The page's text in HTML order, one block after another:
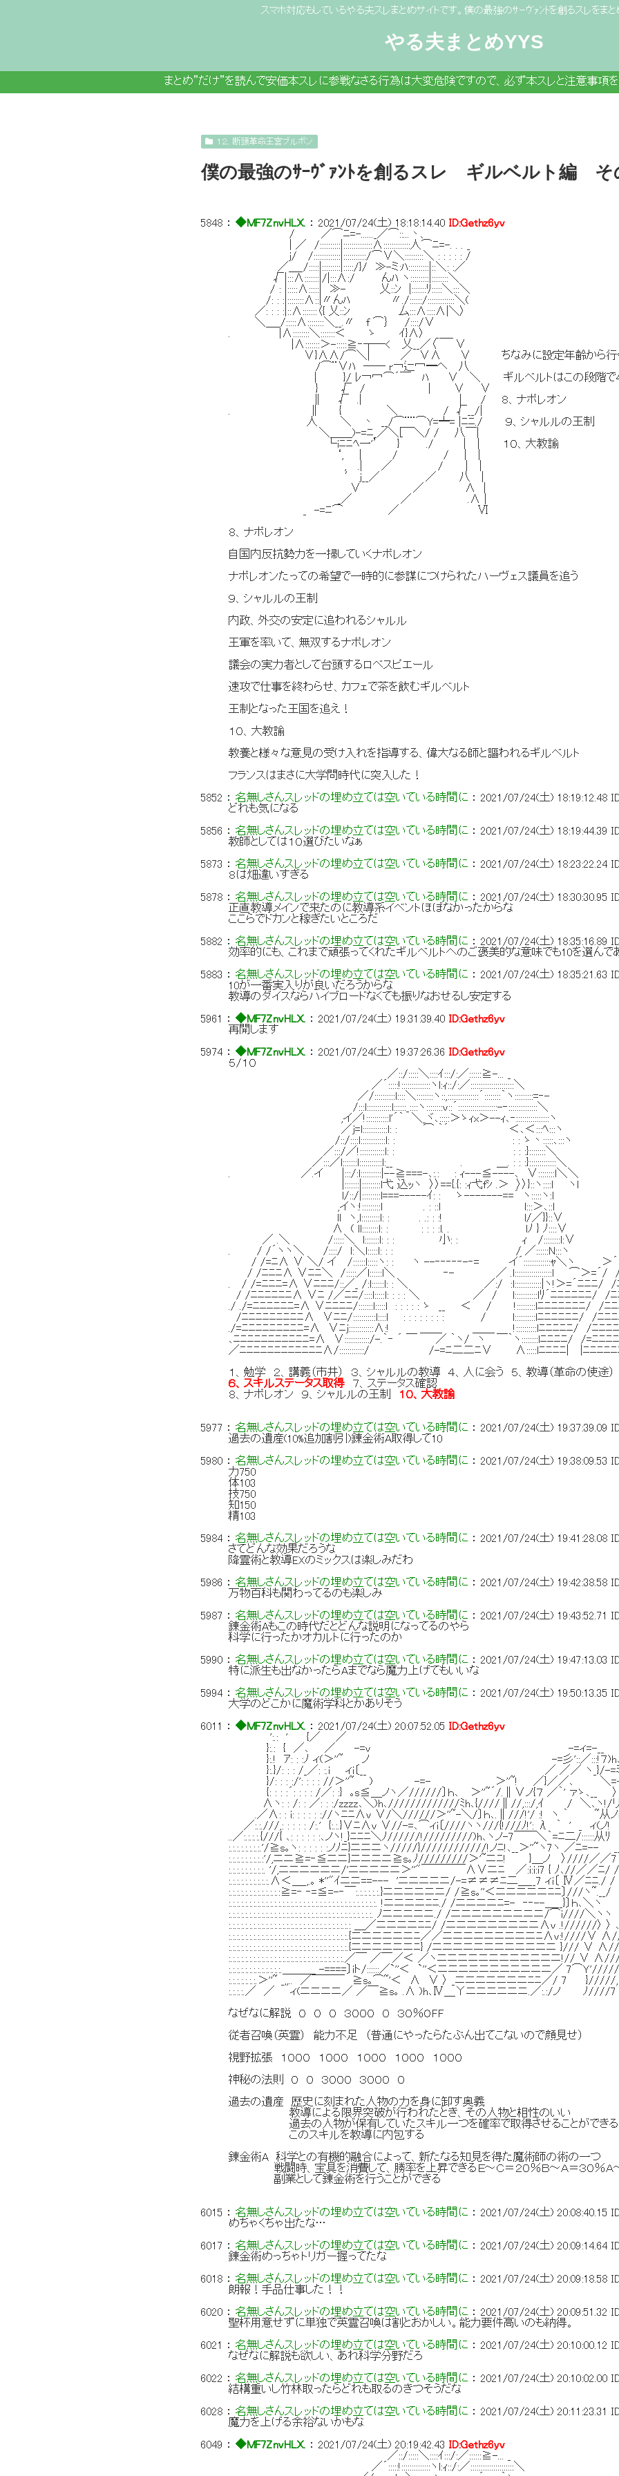
スマホ対応もしているやる夫スレまとめサイトです。僕の最強のｻｰｳﾞｧﾝﾄを創るスレをまと
やる夫まとめYYS
まとめ”だけ”を読んで安価本スレに参戦なさる行為は大変危険ですので、必ず本スレと注意事項を
１２、断頭革命王宮ブルボン
僕の最強のｻｰｳﾞｧﾝﾄを創るスレ ギルベルト編
5848 ：◆MF7ZnvHLX. ：2021/07/24(土) 18:18:14.40 ID:Gethz6yv
/ ／⌒ﾆ=-......_／⌒::...丶、
| ／ /::::::::::|::::::::::::::∧:::::::::::::人⌒ﾆ=-. . . _
j/ /:::::::::::::|:::::::::::/⌒∨＼:::::::::＼ : : : : : /
／＿_/:::::|:::::::::|:::::/}/ ≫-ミ:ﾊ::::::::::|::＼: :／
√|:::∧:::::::|/|:::∧:/ んﾊ ヽ:::::::::|::::::::＼
/ : |:::::∧:::::| ≫- 乂::ﾝ |:::::::ﾘ:::::＼:::＼
/: : :|::::::::∧::|〃んﾊ 〃./::::::/:::::::::::::＼(
／: : : :|::∧:::::::〈{ 乂::ﾝ 厶:::∧::::∧|＼〉
＼＿_/:::::∧::::::::＼__.〃 f ⌒｝ /::::/∨
. |∧::::::::＼:::::::＜ ゝ ｲ}∧〉 _＿_
|∧:::::::＞-:::::≧‐┬―< 乂__／〈 ∨
∨}∧∧/⌒＼| ／ ∨∧ ∨ ちなみに設定年齢から行く
/⌒¨∨ﾊ ―― r￢辷冖━ヘ 八
| }/ ﾚ￢冖⌒´￣ ﾊ ∨ ＼ ギルベルトはこの段階で４０くら
} √ / | ∨ ∨
∥ √ .| | / ８、ナポレオン
. ∥ { ＼ / √__/|
人 ＼ 丶 __/⌒¨¨⌒Y=┷= |ﾆﾆ./ ９、シャルルの王制
＼＿＿)-=ﾆ_／＼[￣＼/ / 八￣|
└iﾆﾆﾍ一'’ } ./ | | １０、大教諭
‘, | / / | |
, .| ／ / | |
′ j__／ ／ 八 |
∨ ／ ∧ |
_／ ／ .∧ |
_ -=ﾆ⌒ ／ Ⅵ
８、ナポレオン
自国内反抗勢力を一掃していくナポレオン
ナポレオンたっての希望で一時的に参謀につけられたハーヴェス議員を追う
９、シャルルの王制
内政、外交の安定に追われるシャルル
王軍を率いて、無双するナポレオン
議会の実力者として台頭するロベスピエール
速攻で仕事を終わらせ、カフェで茶を飲むギルベルト
王制となった王国を追え！
１０、大教諭
教養と様々な意見の受け入れを指導する、偉大なる師と謳われるギルベルト
フランスはまさに大学問時代に突入した！
5852 ：名無しさんスレッドの埋め立ては空いている時間に ：2021/07/24(土) 18:19:12.48
どれも気になる
5856 ：名無しさんスレッドの埋め立ては空いている時間に ：2021/07/24(土) 18:19:44.39
教師としては１０選びたいなぁ
5873 ：名無しさんスレッドの埋め立ては空いている時間に ：2021/07/24(土) 18:23:22.24
８は畑違いすぎる
5878 ：名無しさんスレッドの埋め立ては空いている時間に ：2021/07/24(土) 18:30:30.95
正直教導メインで来たのに教導系イベントほぼなかったからな
ここらでドカンと稼ぎたいところだ
5882 ：名無しさんスレッドの埋め立ては空いている時間に ：2021/07/24(土) 18:35:16.89
効率的にも、これまで頑張ってくれたギルベルトへのご褒美的な意味でも10を選んで
5883 ：名無しさんスレッドの埋め立ては空いている時間に ：2021/07/24(土) 18:35:21.63
10が一番実入りが良いだろうからな
教導のダイスならハイブロードなくても振りなおせるし安定する
5961
：◆MF7ZnvHLX. ：2021/07/24(土) 19:31:39.40 ID:Gethz6yv
再開します
5974 ：◆MF7ZnvHLX. ：2021/07/24(土) 19:37:26.36 ID:Gethz6yv
５/１０
／::/:::::＼::::ｲ:::/:／::::::≧-... _
／´:::::!::::::::::::::ヽl:ｨ::/:／:::::::::::::::::::::＼
／/::::::::::l::::＼::::::::ヽ::,:::::::::::::::´::::::::｀ヽ:::::::::=‐-
/:::l::::::::::::l::::::_::::ヽ::::::::v::´:::::::::::::::::::-‐::::::::::::::＼
,イ／!:::::::::::l'´｀ ＼_ヾ､:::::＞ゝｨx＞--ｨ､‐::::::::::::::::ヽ
／j=l::::::::::::l: : ⌒ ｀´ ＜､＜:::ﾍ:::ヽ
/::/::::l::::::::::::l: : : : ゝ丶:::::､:::ヽ
／:::/／!::::::::::::l: : : : :}::::::::＼
／:::／l:::::::l:::::::::::l:__ . ＿. : : :}:::::::::::::＼
. ／.イ |:::/:l::::::::::|--≧===-､:.: : ｨ---≦----､ ∨::::::::l＼＼
|:::::::|:::::::::l弋 込ｯヽ 〉〉=={.{: :ｨ弋fｼ .＞ 〉〉}::ヽ::::l ヽl
l/::/|:::::::::l===-----ｲ: : ゝ-------==´ ヽ:::::ヽ:l
,イヽ:!:::::::::l . : ::l l:::＞､::l
ll ヽ,l:::::::::l: : . .: : :! l/／}}::∨
∧ ( ll::::::::l: : : : : :l. . lﾉ } ﾉ::::∨
／ .＼ /:::::＼ l:::::::l: : : 小: : ｨ /::::::::l:∨
. / /´ヽヽ＼ /::::/ l:＼l:::::l: : : / ／::::::N:::ヽ
/ /=ﾆ∧ ∨ ＼/ イ /::::::l:::::ヽ: : ヽ --‐‐‐‐‐-‐= イ´:::::::::::::ｬ＼ヽ ＞´
/ /ﾆﾆﾆ∧ ∨ﾆﾆ＼ /:::::／l::::::l＼ ‐- ／ .l::::::::::::::::::l ⌒＞=´/
. / /=ﾆﾆﾆ=∧ ∨ﾆﾆﾆ/::／_ /:l::::::l: : ＼ ／:/ :l:::::::::::::|ヽ!＞=´ﾆﾆﾆ/ /
/ /ﾆﾆﾆﾆﾆﾆ∧ ∨ﾆ /／ﾆﾆ/::::l:::::l: : : : ＼ ／ / l:::::::::::lﾘ´ﾆﾆﾆﾆﾆﾆ/ /ﾆ
./ ./=ﾆﾆﾆﾆﾆﾆ=∧ ∨ﾆﾆﾆﾆ/:::::::l:::::l : : : : : ゝ __ ＜ / !:::::::::lﾆﾆﾆﾆﾆﾆﾆ/ /ﾆ
/ﾆﾆﾆﾆﾆﾆﾆﾆﾆ∧ ∨ﾆﾆ/:::::::::::l::::l : : : : : : : : / l::::::::::lﾆﾆﾆﾆﾆﾆ/ /ﾆﾆﾆ
./=ﾆﾆﾆﾆﾆﾆﾆﾆﾆ=∧ ∨ﾆj::::::::::::∧:! ＿＿ ＿＿ !::::::::::lﾆﾆﾆﾆﾆ/ /ﾆﾆﾆ
､ﾆﾆﾆﾆﾆﾆﾆﾆﾆﾆﾆ=∧ ∨::::::::::::/-.｀‐ ´ ￣ ／ ｀ヽ/ ヽ ￣｀ヽ::::::::lﾆﾆﾆﾆ/ /=ﾆﾆﾆ
／ﾆﾆﾆﾆﾆﾆﾆﾆﾆﾆﾆﾆ∧/::::::::::::/ /-=ﾆ二二ﾆ∨ ∧:::::lﾆﾆﾆﾆ| |ﾆﾆﾆﾆﾆ
１、勉学 ２、講義（市井） ３、シャルルの教導 ４、人に会う ５、教導（革命の使途）
６、スキルステータス取得 ７、ステータス確認
８、ナポレオン ９、シャルルの王制
１０、大教諭
5977 ：名無しさんスレッドの埋め立ては空いている時間に ：2021/07/24(土) 19:37:39.09
過去の遺産(10%追加割引)錬金術A取得して10
5980 ：名無しさんスレッドの埋め立ては空いている時間に ：2021/07/24(土) 19:38:09.53
力750
体103
技750
知150
精103
5984 ：名無しさんスレッドの埋め立ては空いている時間に ：2021/07/24(土) 19:41:28.08
さてどんな効果だろうな
降霊術と教導EXのミックスは楽しみだわ
5986 ：名無しさんスレッドの埋め立ては空いている時間に ：2021/07/24(土) 19:42:38.58
万物百科も関わってるのも楽しみ
5987 ：名無しさんスレッドの埋め立ては空いている時間に ：2021/07/24(土) 19:43:52.71
錬金術Aもこの時代だとどんな説明になってるのやら
科学に行ったかオカルトに行ったのか
5990 ：名無しさんスレッドの埋め立ては空いている時間に ：2021/07/24(土) 19:47:13.03
特に派生も出なかったらAまでなら魔力上げてもいいな
5994 ：名無しさんスレッドの埋め立ては空いている時間に ：2021/07/24(土) 19:50:13.35
大学のどこかに魔術学科とかありそう
6011
：◆MF7ZnvHLX. ：2021/07/24(土) 20:07:52.05 ID:Gethz6yv
':.: ' {／ ／
}:.: { ／､ ／ -=ｖ -=ィ=-__
}:.! ｱ: : :ﾉ ィ(＞''~ ノ -=彡'::／:::!７)h､
}:.}/: : : /_／: :.i ィi〔__ ／ ／／ ヽ_}/-=ミ
}/: : : :/': : : : //＞''~ ) -=- ＞''~! ／}／／､ ＼=-
{: : : :´: : : : /／: :} ｡s≦＿ノヽ／//////〕ｈ､ ＞''~´/.∥∨ノ{７ ／｀' ァゝ､__ 〉
∧ヽ: : /: : ／: : :/zzzz､＼)h､/////////////ﾐh､{////∥//,:::/,ｲ / ＼､ヽ!/リ
.／∧: : i: : : : : ://ヽﾆﾆ∧v ∨/＼//////＞''~-＼/〕ｈ､.∥///!'/ :! ヽ ｀ ~从ノ
／:.:.///,: : : : : /:.' {:.:.}∨ﾆ∧v ∨//-=､⌒ィi〔////ヽヽ///{!///ﾉ!': λ ｀ ' _ ィ(ノ!
..／:.:.:.:.{///{ ､: : : : : :､ノヽ!_}ﾆﾆﾆ＼ﾉ//////!/////////)h､ヽノ-7￣￣＼｀=ﾆ二/::::::从ﾘ
:.:.:.:.:.:.:.:.'/≧s｡ヽ: : : : : :ノﾉﾆ}ニニニヽ/////}////////////!ノﾆ!､__＞''~ヽ7ヽ ／ﾆ=-- __
:.:.:.:.:.:.:.:.:'/,ニニ≧=‐≦ニニ}ニニニニ≧s｡ﾉ/////////＞'~ニﾆ! }＿ノ 〉////／／
:.:.:.:.:.:.:.:.:. '/,ニニニニニニ/'ニニニニニ＞''"￣￣￣￣∧∨ニﾆ ／:i:i:i7 { ﾉ､//／／ﾆ/ /
:.:.:.:.:.:.:.:.:.:.∧＜＿_,.｡ *''"ｲニニ==--- 'ニニニニニ/-=≠≠≠ﾆ二＿__7 ィi〔 Ⅳ／ﾆﾆ./ /
:.:.:.:.:.:.:.:.:.:.:.:.:≧=‐ ‐=≦=-‐￣:.:.:.:.:.:.}ニニニニニニ/ /≧s｡''＜ニニニニニﾆﾆ〕///
:.:.:.:.:.:.:.:.:.:.:.:.:.:.:.:.:.:.:.:.:.:.:.:.:.:.:.:.:.:.:.:.:.:.:.:. !ニニニニﾆﾆ./ /ニニニニﾆ=- ‐‐--＿__}〕ｈ､＼ヽ
:.:.:.:.:.:.:.:.:.:.:.:.:.:.:.:.:.:.:.:.:.:.:.:.:.:.:.:.:.:.:.:.:.:.:. ﾉニニニニニ./ /ニニニニニニニニニ/
:.:.:.:.:.:.:.:.:.:.:.:.:.:.:.:.:.:.:.:.:.:.:.:.:.:.:.:.:.: ＿／ニニニニﾆﾆ/ /ニニニニニニニニニ∧v .!//////〉 〉 ､
:.:.:.:.:.:.:.:.:.:.:.:.:.:.:.:.:.:.:.:.:.:.:.:.:.:.:.:.:.{ニニニニニニﾆ／／ニニニニニニニニニﾆ
:.:.:.:.:.:.:.:.:.:.:.:.:.:.:.:.:.:.:.:.:.:.:.:.:.:.:.:.:.{ニニニニニニﾆ} /ニニニニニニニニニニニニ }/// ∨
:.:.:.:.:.:.:.:.:.:.:.:.:.:.:.:.:.:.:.:.:.:.:.:.:.:.:.:.／￣ ／￣／＜ ／ヽニニニニニニニニニニニニ
:.:.:.:.:.:.:.:.:.:.:.:.:.＿＿＿ -====〕iト/::::::／`''＜ `''＜ニニニニニニニニニニニ／ 7⌒Ｙ'/////,
:.:.:.:.:.:.:.＞''~ _,,.. ／￣￣￣ ≧s｡⌒~'＜ ∧ ∨ 〉 _ニニニニニニニﾆﾆ／/ 7
:.:.:.:.／ ／ ィ(ニニニニ／ ／￣≧s｡ .∧ )h､Ⅳ＿Υニニニニニニ.／:.:/ノ ﾉ////7
なぜなに解説 ０ ０ ０ ３０００ ０ ３０％OFF
従者召喚（英霊） 能力不足 （普通にやったらたぶん出てこないので顔見せ）
視野拡張 １０００ １０００ １０００ １０００ １０００
神秘の法則 ０ ０ ３０００ ３０００ ０
過去の遺産 歴史に刻まれた人物の力を身に卸す奥義
教導による限界突破が行われたとき、その人物と相性のいい
過去の人物が保有していたスキル一つを確率で取得させることができる
このスキルを教導に内包する
錬金術A 科学との有機的融合によって、新たなる知見を得た魔術師の術の一つ
戦闘時、宝具を消費して、勝率を上昇できるＥ～Ｃ＝２０％Ｂ～Ａ＝３０％Ａ～
副業として錬金術を行うことができる
6015 ：名無しさんスレッドの埋め立ては空いている時間に ：2021/07/24(土) 20:08:40.15
めちゃくちゃ出たな…
6017 ：名無しさんスレッドの埋め立ては空いている時間に ：2021/07/24(土) 20:09:14.64
錬金術めっちゃトリガー握ってたな
6018 ：名無しさんスレッドの埋め立ては空いている時間に ：2021/07/24(土) 20:09:18.58
朗報！手品仕事した！！
6020 ：名無しさんスレッドの埋め立ては空いている時間に ：2021/07/24(土) 20:09:51.32
聖杯用意せずに単独で英霊召喚は割とおかしい。能力要件高いのも納得。
6021
：名無しさんスレッドの埋め立ては空いている時間に ：2021/07/24(土) 20:10:00.12
なぜなに解説も欲しい、あれ科学分野だろ
6022 ：名無しさんスレッドの埋め立ては空いている時間に ：2021/07/24(土) 20:10:02.00
結構重いし竹林取ったらどれも取るのきつそうだな
6028 ：名無しさんスレッドの埋め立ては空いている時間に ：2021/07/24(土) 20:11:23.31
魔力を上げる余裕ないかもな
6049 ：◆MF7ZnvHLX. ：2021/07/24(土) 20:19:42.43 ID:Gethz6yv
／::/:::::＼::::ｲ:::/:／::::::≧-... _
／´:::::!::::::::::::::ヽl:ｨ::/:／:::::::::::::::::::::＼